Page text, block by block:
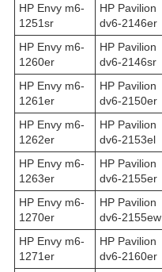
HP Envy m6-
1251sr
HP Pavilion
dv6-2146er
HP Envy m6-
1260er
HP Pavilion
dv6-2146sr
HP Envy m6-
1261er
HP Pavilion
dv6-2150er
HP Envy m6-
1262er
HP Pavilion
dv6-2153el
HP Envy m6-
1263er
HP Pavilion
dv6-2155er
HP Envy m6-
1270er
HP Pavilion
dv6-2155ew
HP Envy m6-
1271er
HP Pavilion
dv6-2160er